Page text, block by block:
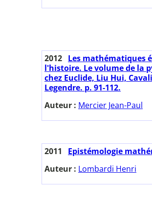
2012 Les mathématiques
l'histoire. Le volume de la
chez Euclide, Liu Hui,
Legendre. p. 91-112.
Auteur : Mercier Jean-Paul
2011
Epistémologie
Auteur : Lombardi Henri